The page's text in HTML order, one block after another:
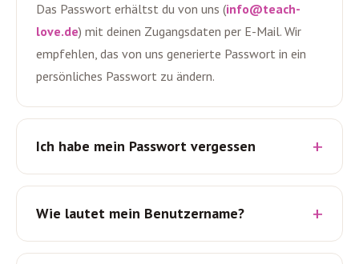
Online-
Kurse
ansehen
Login
Das Passwort erhältst du von uns (info@teach-
love.de) mit deinen Zugangsdaten per E-Mail. Wir
empfehlen, das von uns generierte Passwort in ein
persönliches Passwort zu ändern.
Ich habe mein Passwort vergessen
Wie lautet mein Benutzername?